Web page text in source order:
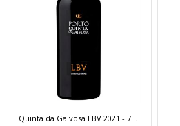
Quinta da Gaivosa LBV 2021 - 75 cl